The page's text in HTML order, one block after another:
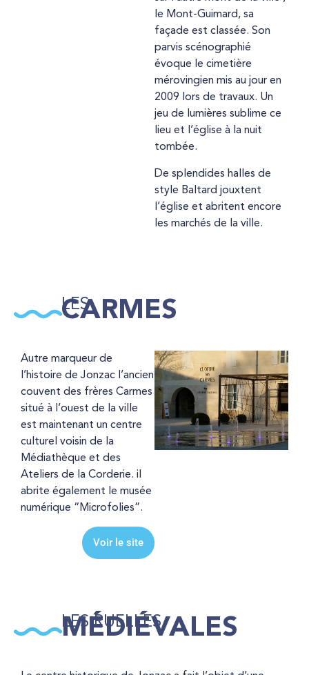
le Mont-Guimard, sa
façade est classée. Son
parvis scénographié
évoque le cimetière
mérovingien mis au jour en
2009 lors de travaux. Un
jeu de lumières sublime ce
lieu et l’église à la nuit
tombée.
De splendides halles de
style Baltard jouxtent
l’église et abritent encore
les marchés de la ville.
LES
CARMES
Autre marqueur de
l’histoire de Jonzac l’ancien
couvent des frères Carmes
situé à l’ouest de la ville
est maintenant un centre
culturel voisin de la
Médiathèque et des
Ateliers de la Corderie. il
abrite également le musée
numérique “Microfolies”.
Voir le site
LES RUELLES
MÉDIÉVALES